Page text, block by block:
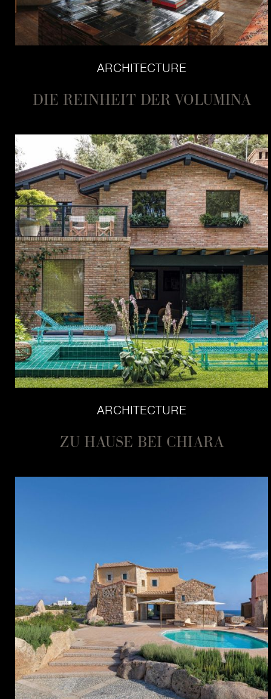
ARCHITECTURE
DIE REINHEIT DER VOLUMINA
ARCHITECTURE
ZU HAUSE BEI CHIARA